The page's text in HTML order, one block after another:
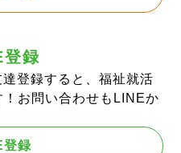
登録
登録すると、福祉就活
お問い合わせもLINEか
登録